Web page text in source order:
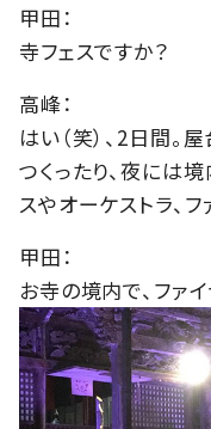
甲田：
寺フェスですか？
高峰：
はい（笑）、2日間。
つくったり、夜には
スやオーケストラ、
甲田：
お寺の境内で、ファイ